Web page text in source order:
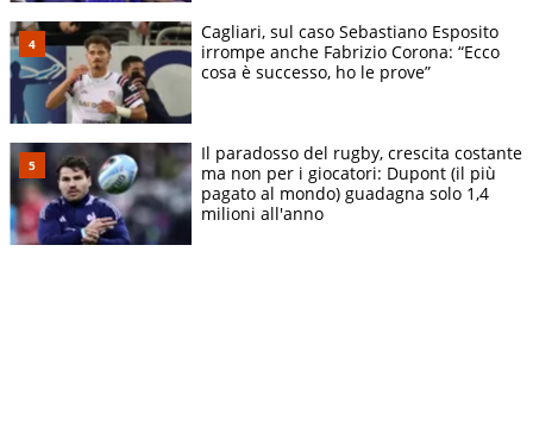
Cagliari, sul caso Sebastiano Esposito
irrompe anche Fabrizio Corona: “Ecco
cosa è successo, ho le prove”
Il paradosso del rugby, crescita costante
ma non per i giocatori: Dupont (il più
pagato al mondo) guadagna solo 1,4
milioni all'anno